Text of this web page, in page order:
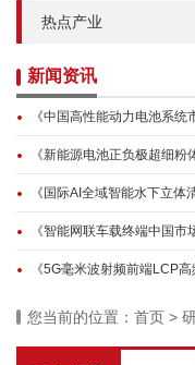
热点产业
新闻资讯
《中国高性能动力电池系
《新能源电池正负极超细
《国际AI全域智能水下立
《智能网联车载终端中国市
《5G毫米波射频前端LCP
您当前的位置： 首页 >